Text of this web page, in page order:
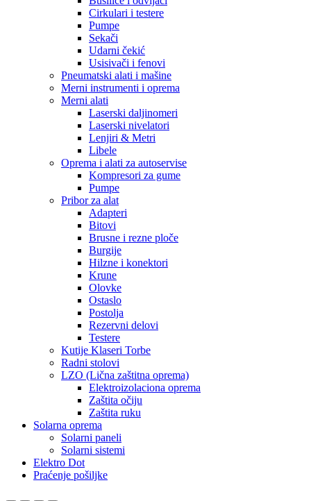
Cirkulari i testere
Pumpe
Sekači
Udarni čekić
Usisivači i fenovi
Pneumatski alati i mašine
Merni instrumenti i oprema
Merni alati
Laserski daljinomeri
Laserski nivelatori
Lenjiri & Metri
Libele
Oprema i alati za autoservise
Kompresori za gume
Pumpe
Pribor za alat
Adapteri
Bitovi
Brusne i rezne ploče
Burgije
Hilzne i konektori
Krune
Olovke
Ostaslo
Postolja
Rezervni delovi
Testere
Kutije Klaseri Torbe
Radni stolovi
LZO (Lična zaštitna oprema)
Elektroizolaciona oprema
Zaštita očiju
Zaštita ruku
Solarna oprema
Solarni paneli
Solarni sistemi
Elektro Dot
Praćenje pošiljke